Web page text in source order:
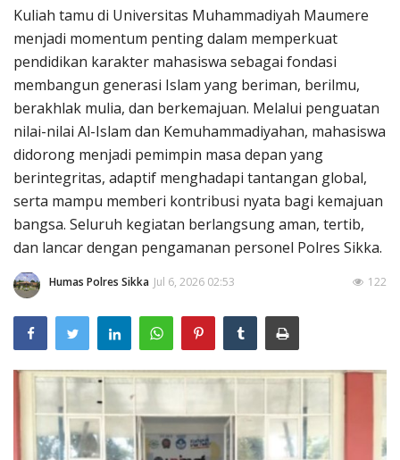
Polisi Kita
Giat Ops
Kuliah tamu di Universitas Muhammadiyah Maumere
menjadi momentum penting dalam memperkuat
pendidikan karakter mahasiswa sebagai fondasi
membangun generasi Islam yang beriman, berilmu,
berakhlak mulia, dan berkemajuan. Melalui penguatan
nilai-nilai Al-Islam dan Kemuhammadiyahan, mahasiswa
didorong menjadi pemimpin masa depan yang
berintegritas, adaptif menghadapi tantangan global,
serta mampu memberi kontribusi nyata bagi kemajuan
bangsa. Seluruh kegiatan berlangsung aman, tertib,
dan lancar dengan pengamanan personel Polres Sikka.
Humas Polres Sikka Jul 6, 2026 02:53 122